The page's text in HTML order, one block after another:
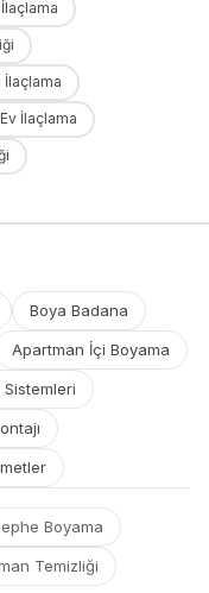
İlaçlama
Ev İlaçlama
Boya Badana
Apartman İçi Boyama
Boyama
Temizliği